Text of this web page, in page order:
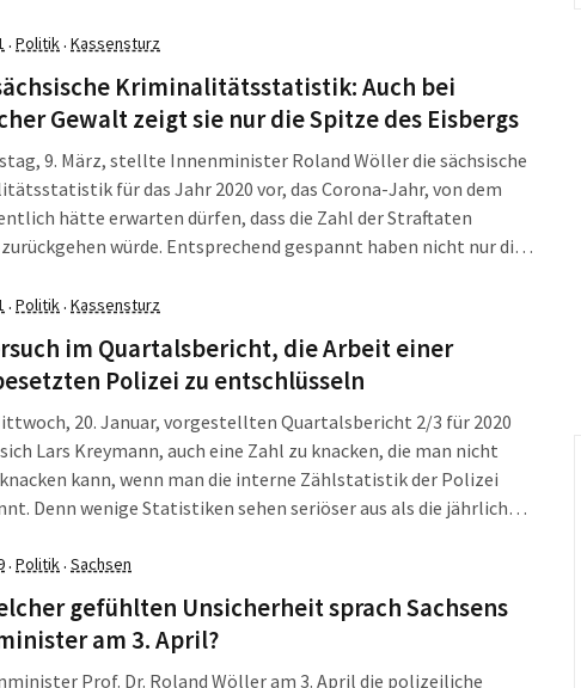
Insgesamt ist die Zahl der erfassten Straftaten
Kriminalitätsstatistik um […]
· Politik· Kassensturz
Kriminalitätsstatistik: Auch bei
Gewalt zeigt sie nur die Spitze des Eisbergs
9. März, stellte Innenminister Roland Wöller die sächsische
für das Jahr 2020 vor, das Corona-Jahr, von dem
hätte erwarten dürfen, dass die Zahl der Straftaten
würde. Entsprechend gespannt haben nicht nur die
· Politik· Kassensturz
im Quartalsbericht, die Arbeit einer
Polizei zu entschlüsseln
20. Januar, vorgestellten Quartalsbericht 2/3 für 2020
Lars Kreymann, auch eine Zahl zu knacken, die man nicht
kann, wenn man die interne Zählstatistik der Polizei
Denn wenige Statistiken sehen seriöser aus als die jährlichen
· Politik· Sachsen
gefühlten Unsicherheit sprach Sachsens
am 3. April?
Prof. Dr. Roland Wöller am 3. April die polizeiliche